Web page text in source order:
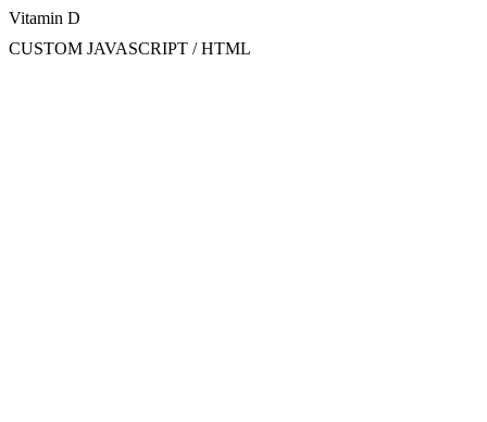
Vitamin D
CUSTOM JAVASCRIPT / HTML